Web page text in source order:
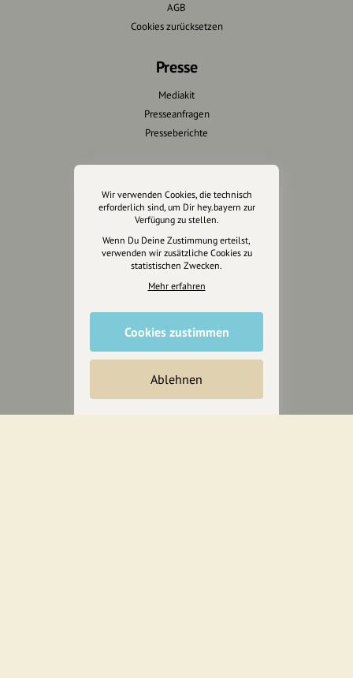
AGB
Cookies zurücksetzen
Presse
Mediakit
Presseanfragen
Presseberichte
Fotografie & mehr
Marketing
Design & Branding
Anakin Design
Unterstütze
unsere Plattform
hey.bayern ist ein Projekt von
uns für unsere Region und
Wir verwenden Cookies, die technisch
erforderlich sind, um Dir hey.bayern zur
Verfügung zu stellen.
Wenn Du Deine Zustimmung erteilst,
verwenden wir zusätzliche Cookies zu
statistischen Zwecken.
Mehr erfahren
Cookies zustimmen
Ablehnen